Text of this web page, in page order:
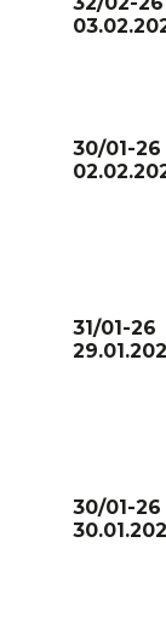
30/01-26
31/01-26
30/01-26